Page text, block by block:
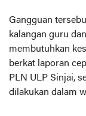
Gangguan
kalangan guru
membutuhkan
berkat laporan
PLN ULP Sinjai,
dilakukan dalam